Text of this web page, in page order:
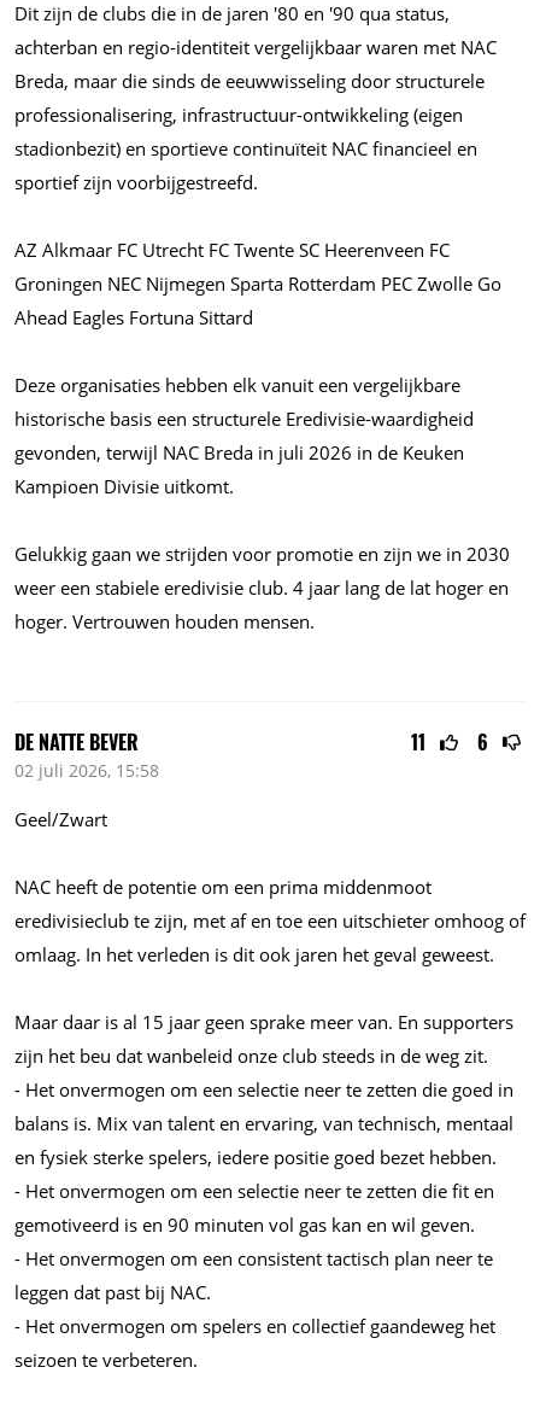
Dit zijn de clubs die in de jaren '80 en '90 qua status,
achterban en regio-identiteit vergelijkbaar waren met NAC
Breda, maar die sinds de eeuwwisseling door structurele
professionalisering, infrastructuur-ontwikkeling (eigen
stadionbezit) en sportieve continuïteit NAC financieel en
sportief zijn voorbijgestreefd.
AZ Alkmaar FC Utrecht FC Twente SC Heerenveen FC
Groningen NEC Nijmegen Sparta Rotterdam PEC Zwolle Go
Ahead Eagles Fortuna Sittard
Deze organisaties hebben elk vanuit een vergelijkbare
historische basis een structurele Eredivisie-waardigheid
gevonden, terwijl NAC Breda in juli 2026 in de Keuken
Kampioen Divisie uitkomt.
Gelukkig gaan we strijden voor promotie en zijn we in 2030
weer een stabiele eredivisie club. 4 jaar lang de lat hoger en
hoger. Vertrouwen houden mensen.
11 6
DE NATTE BEVER
02 juli 2026, 15:58
Geel/Zwart
NAC heeft de potentie om een prima middenmoot
eredivisieclub te zijn, met af en toe een uitschieter omhoog of
omlaag. In het verleden is dit ook jaren het geval geweest.
Maar daar is al 15 jaar geen sprake meer van. En supporters
zijn het beu dat wanbeleid onze club steeds in de weg zit.
- Het onvermogen om een selectie neer te zetten die goed in
balans is. Mix van talent en ervaring, van technisch, mentaal
en fysiek sterke spelers, iedere positie goed bezet hebben.
- Het onvermogen om een selectie neer te zetten die fit en
gemotiveerd is en 90 minuten vol gas kan en wil geven.
- Het onvermogen om een consistent tactisch plan neer te
leggen dat past bij NAC.
- Het onvermogen om spelers en collectief gaandeweg het
seizoen te verbeteren.